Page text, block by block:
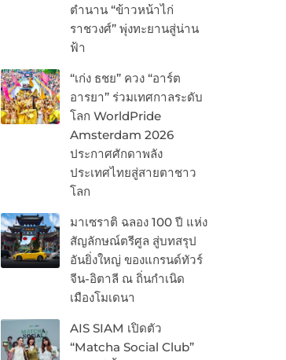
ตำนาน “ข้าวหน้าไก่
ราชวงศ์” พุ่งทะยานสู่น่าน
ฟ้า
“เก่ง ธชย” ควง “อาร์ต
อารยา” ร่วมเทศกาลระดับ
โลก WorldPride
Amsterdam 2026
ประกาศศักดาพลัง
ประเทศไทยสู่สายตาชาว
โลก
มาเซราติ ฉลอง 100 ปี แห่ง
สัญลักษณ์ตรีศูล สู่บทสรุป
อันยิ่งใหญ่ ของแกรนด์ทัวร์
จีน-อิตาลี ณ ถิ่นกำเนิด
เมืองโมเดนา
AIS SIAM เปิดตัว
“Matcha Social Club”